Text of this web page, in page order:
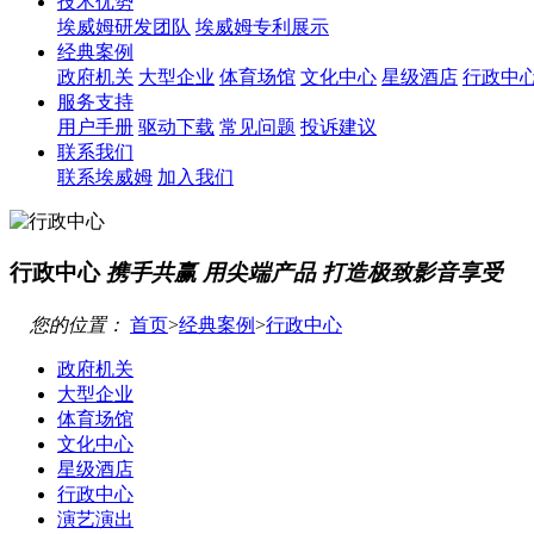
埃威姆研发团队 埃威姆专利展示
经典案例
政府机关 大型企业 体育场馆 文化中心 星级酒店 行政中
服务支持
用户手册 驱动下载 常见问题 投诉建议
联系我们
联系埃威姆 加入我们
行政中心 携手共赢 用尖端产品 打造极致影音享受
您的位置： 首页>经典案例>行政中心
政府机关
大型企业
体育场馆
文化中心
星级酒店
行政中心
演艺演出